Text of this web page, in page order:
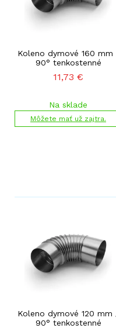
Koleno dymové 160 mm
90° tenkostenné
11,73 €
Na sklade
Môžete mať už zajtra.
Koleno dymové 120 mm
90° tenkostenné